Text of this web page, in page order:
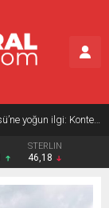
İstanbul Lider Kolejleri Adana Kampüsü’ne yoğun ilgi: Kontenjanlar dolmak üzere
STERLIN
46,18